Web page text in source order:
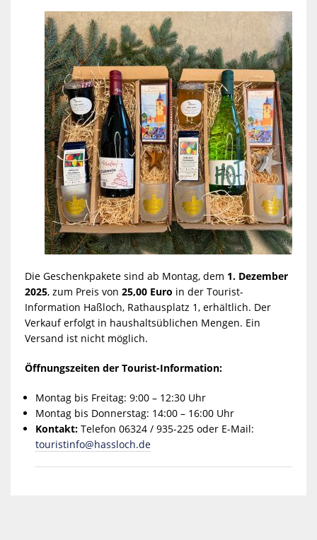
Die Geschenkpakete sind ab Montag, dem 1. Dezember
2025, zum Preis von 25,00 Euro in der Tourist-
Information Haßloch, Rathausplatz 1, erhältlich. Der
Verkauf erfolgt in haushaltsüblichen Mengen. Ein
Versand ist nicht möglich.
Öffnungszeiten der Tourist-Information:
Montag bis Freitag: 9:00 – 12:30 Uhr
Montag bis Donnerstag: 14:00 – 16:00 Uhr
Kontakt:Telefon 06324 / 935-225 oder E-Mail:
touristinfo@hassloch.de